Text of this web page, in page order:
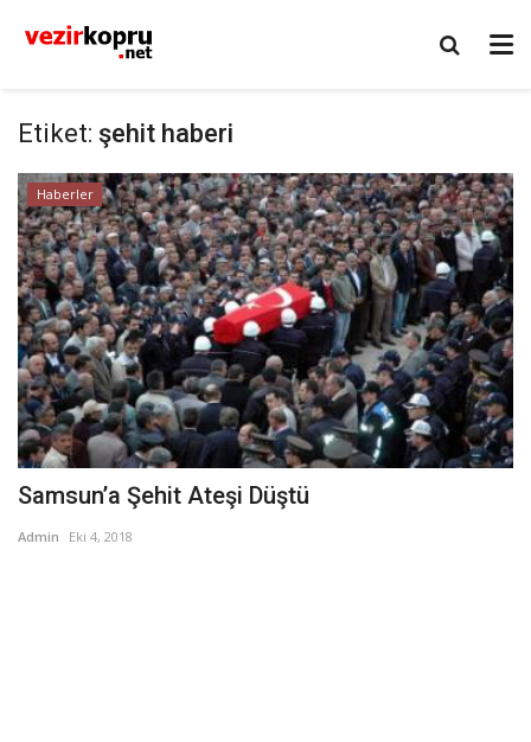
Etiket: şehit haberi
Haberler
Samsun’a Şehit Ateşi Düştü
Admin Eki 4, 2018